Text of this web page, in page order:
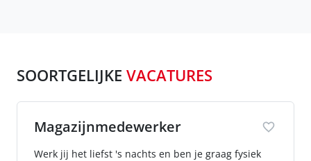
SOORTGELIJKE VACATURES
Magazijnmedewerker
Werk jij het liefst 's nachts en ben je graag fysiek